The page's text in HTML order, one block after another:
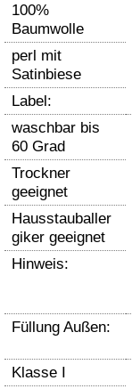
100%
Baumwolle
perl mit
Satinbiese
Label:
waschbar bis
60 Grad
Trockner
geeignet
Hausstauballer
giker geeignet
Hinweis:
Füllung Außen:
Klasse I